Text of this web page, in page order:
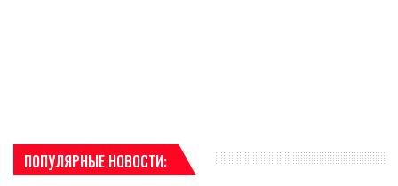
ПОПУЛЯРНЫЕ НОВОСТИ: